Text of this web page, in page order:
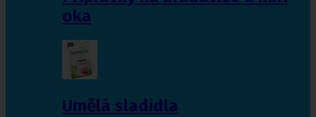
oka
Umělá sladidla